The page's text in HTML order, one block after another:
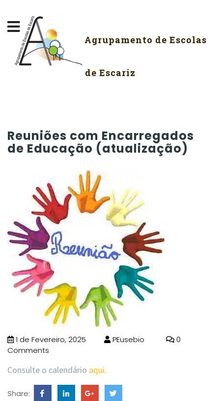
Agrupamento de Escolas
de Escariz
Reuniões com Encarregados
de Educação (atualização)
1 de Fevereiro, 2025 PEusebio
0
Comments
Consulte o calendário aqui.
Share: